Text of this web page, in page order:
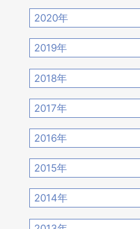
2022年10月 [16]
2022年8月 [20]
2022年6月 [17]
2022年4月 [15]
2022年2月 [12]
2021年12月 [18]
2021年10月 [17]
2021年6月 [17]
2021年4月 [16]
2021年2月 [14]
2020年
2020年12月 [21]
2020年10月 [21]
2020年8月 [18]
2020年6月 [21]
2020年4月 [12]
2020年2月 [18]
2019年
2019年12月 [14]
2019年10月 [12]
2019年8月 [18]
2019年6月 [18]
2019年4月 [16]
2019年2月 [12]
2018年
2018年12月 [20]
2018年10月 [20]
2018年8月 [15]
2018年6月 [18]
2018年4月 [21]
2018年2月 [25]
2017年
2017年12月 [28]
2017年10月 [21]
2017年8月 [31]
2017年6月 [25]
2016年
2016年12月 [21]
2016年10月 [26]
2015年
2015年12月 [30]
2015年10月 [26]
2014年
2014年12月 [28]